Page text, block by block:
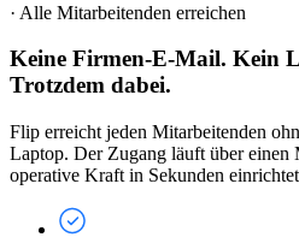
· Alle Mitarbeitenden erreichen
Keine Firmen-E-Mail. Kein
Trotzdem dabei.
Flip erreicht jeden Mitarbeitenden
Laptop. Der Zugang läuft über einen
operative Kraft in Sekunden